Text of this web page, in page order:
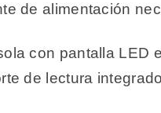
de alimentación
con pantalla LED
de lectura integrado